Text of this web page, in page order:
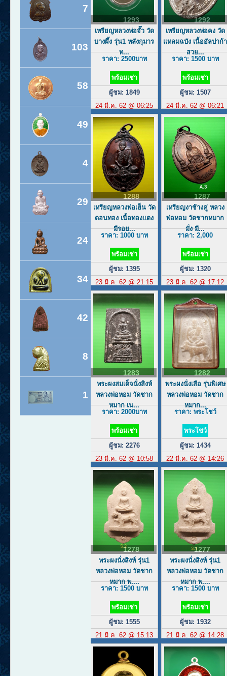
7
103
58
49
4
29
24
34
42
8
1
1293
เหรียญหลวงพ่อจั๊ว วัด
บางผึ้ง รุ่น1 หลังกุมาร
ท...
ราคา: 2500บาท
พร้อมเช่า
ผู้ชม: 1849
24 มี.ค. 62 @ 06:25
1292
เหรียญหลวงพ่อคง วัด
แหลมฉบัง เนื้ออัลปาก้า
สวย...
ราคา: 1500 บาท
พร้อมเช่า
ผู้ชม: 1507
24 มี.ค. 62 @ 06:21
1288
เหรียญหลวงพ่อเฮ็น วัด
ดอนทอง เนื้อทองแดง
มีรอย...
ราคา: 1000 บาท
พร้อมเช่า
ผู้ชม: 1395
23 มี.ค. 62 @ 21:15
1287
เหรียญงาช้างคู่ หลวง
พ่อหอม วัดชากหมาก
มั่ง มี...
ราคา: 2,000
พร้อมเช่า
ผู้ชม: 1320
23 มี.ค. 62 @ 17:12
1283
พระผงสมเด็จนั่งสิงห์
หลวงพ่อหอม วัดชาก
หมาก เน...
ราคา: 2000บาท
พร้อมเช่า
ผู้ชม: 2276
23 มี.ค. 62 @ 10:58
1282
พระผงนั่งเสือ รุ่นพิเศษ
หลวงพ่อหอม วัดชาก
หมาก...
ราคา: พระโชว์
พระโชว์
ผู้ชม: 1434
22 มี.ค. 62 @ 14:26
1278
พระผงนั่งสิงห์ รุ่น1
หลวงพ่อหอม วัดชาก
หมาก พ....
ราคา: 1500 บาท
พร้อมเช่า
ผู้ชม: 1555
21 มี.ค. 62 @ 15:13
1277
พระผงนั่งสิงห์ รุ่น1
หลวงพ่อหอม วัดชาก
หมาก พ....
ราคา: 1500 บาท
พร้อมเช่า
ผู้ชม: 1932
21 มี.ค. 62 @ 14:28